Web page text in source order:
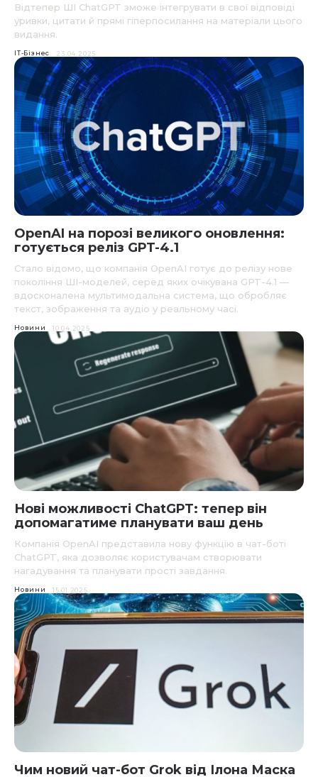
Відтепер ШІ ChatGPT зможе інтегрувати в свої відповіді
уривки, цитати й прямі гіперпосилання на матеріали цього
видання.
IT-Бізнес 23.04.2025
OpenAI на порозі великого оновлення:
готується реліз GPT-4.1
Стало відомо, що компанія OpenAI готує до релізу нове
покоління ШІ-моделей, серед яких очікувана GPT-4.1 —
вдосконалена мультимодальна система, що обробляє
текст, зображення та аудіо у реальному часі.
Новини 10.04.2025
Нові можливості ChatGPT: тепер він
допомагатиме планувати ваш день
Компанія OpenAI представила нову функцію в чат-боті
ChatGPT, яка дозволяє користувачам створювати
нагадування та планувати прості завдання.
Новини 15.01.2025
Чим новий чат-бот Grok від Ілона Маска